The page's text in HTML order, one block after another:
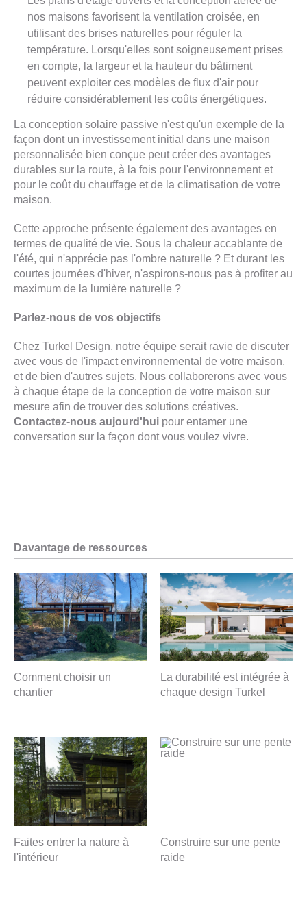
nos maisons favorisent la ventilation croisée, en
utilisant des brises naturelles pour réguler la
température. Lorsqu'elles sont soigneusement prises
en compte, la largeur et la hauteur du bâtiment
peuvent exploiter ces modèles de flux d'air pour
réduire considérablement les coûts énergétiques.
La conception solaire passive n'est qu'un exemple de la
façon dont un investissement initial dans une maison
personnalisée bien conçue peut créer des avantages
durables sur la route, à la fois pour l'environnement et
pour le coût du chauffage et de la climatisation de votre
maison.
Cette approche présente également des avantages en
termes de qualité de vie. Sous la chaleur accablante de
l'été, qui n'apprécie pas l'ombre naturelle ? Et durant les
courtes journées d'hiver, n'aspirons-nous pas à profiter au
maximum de la lumière naturelle ?
Parlez-nous de vos objectifs
Chez Turkel Design, notre équipe serait ravie de discuter
avec vous de l'impact environnemental de votre maison,
et de bien d'autres sujets. Nous collaborerons avec vous
à chaque étape de la conception de votre maison sur
mesure afin de trouver des solutions créatives.
Contactez-nous aujourd'hui pour entamer une
conversation sur la façon dont vous voulez vivre.
Davantage de ressources
Comment choisir un
chantier
La durabilité est intégrée à
chaque design Turkel
Faites entrer la nature à
l'intérieur
Construire sur une pente
raide